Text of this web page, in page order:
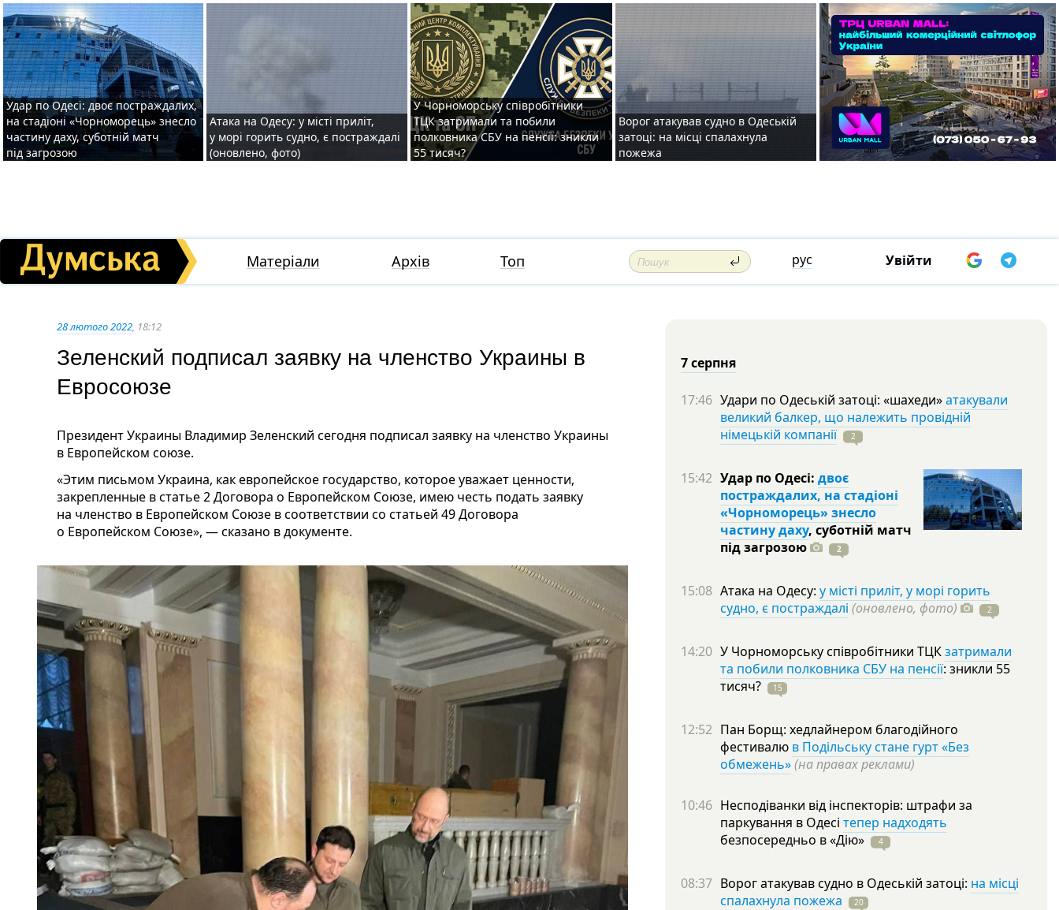
Удар по Одесі: двоє постраждалих,
на стадіоні «Чорноморець» знесло
частину даху, суботній матч
під загрозою
Атака на Одесу: у місті приліт,
у морі горить судно, є постраждалі
(оновлено, фото)
У Чорноморську співробітники
ТЦК затримали та побили
полковника СБУ на пенсії: зникли
55 тисяч?
Ворог атакував судно в Одеській
затоці: на місці спалахнула
пожежа
Матеріали Архів Топ рус Увійти
28 лютого 2022, 18:12
Зеленский подписал заявку на членство Украины в
Евросоюзе
Президент Украины Владимир Зеленский сегодня подписал заявку на членство Украины
в Европейском союзе.
«Этим письмом Украина, как европейское государство, которое уважает ценности,
закрепленные в статье 2 Договора о Европейском Союзе, имею честь подать заявку
на членство в Европейском Союзе в соответствии со статьей 49 Договора
о Европейском Союзе», — сказано в документе.
7 серпня
17:46 Удари по Одеській затоці: «шахеди»атакували
великий балкер, що належить провідній
німецькій компанії
2
15:42 Удар по Одесі: двоє
постраждалих, на стадіоні
«Чорноморець» знесло
частину даху, суботній матч
підзагрозою 2
15:08 Атака на Одесу: у місті приліт, у морі горить
судно, є постраждалі (оновлено, фото) 2
14:20 У Чорноморську співробітники ТЦКзатримали
та побили полковника СБУ на пенсії: зникли 55
тисяч?
15
12:52 Пан Борщ: хедлайнером благодійного
фестивалю в Подільську стане гурт «Без
обмежень»(на правах реклами)
10:46 Несподіванки від інспекторів: штрафи за
паркування в Одесі тепер надходять
безпосередньо в«Дію» 4
08:37 Ворог атакував судно в Одеській затоці: на місці
спалахнула пожежа
20